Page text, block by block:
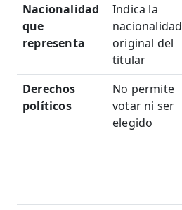
Nacionalidad
que
representa
Indica la
nacionalidad
original del
titular
Derechos
políticos
No permite
votar ni ser
elegido